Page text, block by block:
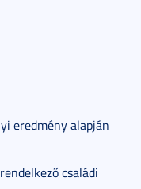
eredmény alapján
családi